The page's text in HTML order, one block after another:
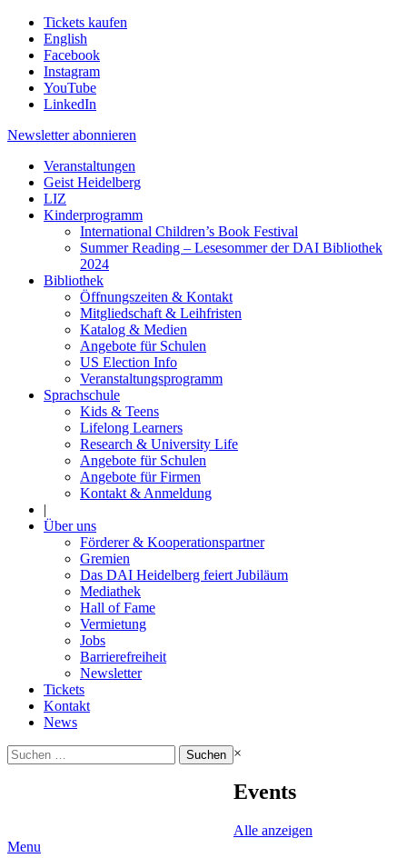
Tickets kaufen
English
Facebook
Instagram
YouTube
LinkedIn
Newsletter abonnieren
Veranstaltungen
Geist Heidelberg
LIZ
Kinderprogramm
International Children’s Book Festival
Summer Reading – Lesesommer der DAI Bibliothek
2024
Bibliothek
Öffnungszeiten & Kontakt
Mitgliedschaft & Leihfristen
Katalog & Medien
Angebote für Schulen
US Election Info
Veranstaltungsprogramm
Sprachschule
Kids & Teens
Lifelong Learners
Research & University Life
Angebote für Schulen
Angebote für Firmen
Kontakt & Anmeldung
|
Über uns
Förderer & Kooperationspartner
Gremien
Das DAI Heidelberg feiert Jubiläum
Mediathek
Hall of Fame
Vermietung
Jobs
Barrierefreiheit
Newsletter
Tickets
Kontakt
News
Suchen
nach:
×
Events
Alle anzeigen
Menu